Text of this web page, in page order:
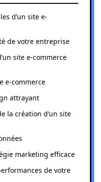
d’un site e-
de votre entreprise
site e-commerce
e-commerce
attrayant
la création d’un site
marketing efficace
de votre